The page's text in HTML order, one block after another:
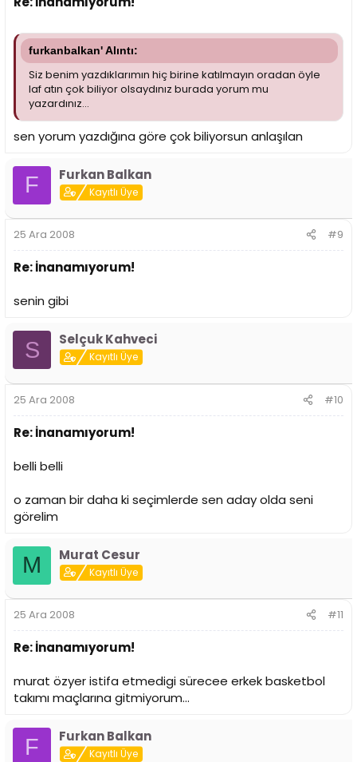
furkanbalkan' Alıntı:
Siz benim yazdıklarımın hiç birine katılmayın oradan öyle
laf atın çok biliyor olsaydınız burada yorum mu
yazardınız...
sen yorum yazdığına göre çok biliyorsun anlaşılan
F Furkan Balkan
Kayıtlı Üye
25 Ara 2008 #9
Re: İnanamıyorum!
senin gibi
S Selçuk Kahveci
Kayıtlı Üye
25 Ara 2008 #10
Re: İnanamıyorum!
belli belli
o zaman bir daha ki seçimlerde sen aday olda seni
görelim
M Murat Cesur
Kayıtlı Üye
25 Ara 2008 #11
Re: İnanamıyorum!
murat özyer istifa etmedigi sürecee erkek basketbol
takımı maçlarına gitmiyorum...
F Furkan Balkan
Kayıtlı Üye